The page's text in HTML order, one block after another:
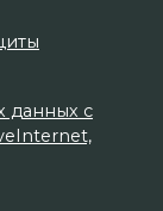
данных с